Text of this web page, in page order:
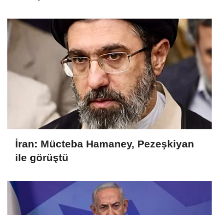
İran: Mücteba Hamaney, Pezeşkiyan
ile görüştü